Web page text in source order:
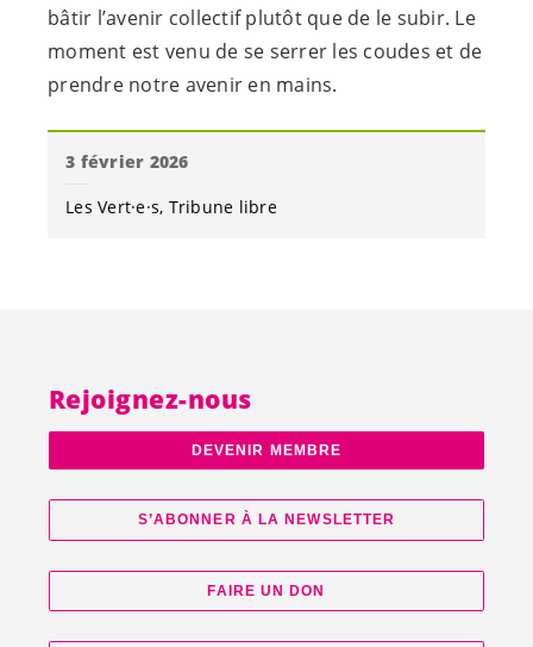
bâtir l’avenir collectif plutôt que de le subir. Le
moment est venu de se serrer les coudes et de
prendre notre avenir en mains.
3 février 2026
LesVert·e·s Tribune libre
Rejoignez-nous
DEVENIR MEMBRE
S’ABONNER À LA NEWSLETTER
FAIRE UN DON